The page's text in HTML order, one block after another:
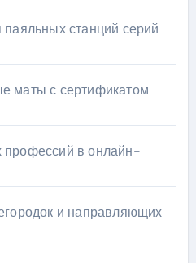
станций серий
маты с сертификатом
в онлайн-
и направляющих